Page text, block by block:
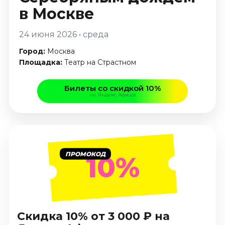
Январь 2027
Август 2026
Сентябрь 2026
Октябрь 2026
Ноябрь 2026
Декабрь 2026
Сентябрь 2026
Октябрь 2026
Декабрь 2026
Январь 2027
Экскурсии
Сентябрь 2026
в Москве
24 июня 2026 • среда
Город: Москва
Площадка: Театр на Страстном
Билеты со скидкой 10%
на Яндекс Афише
ПРОМОКОД10%
Скидка 10% от 3 000 ₽ на